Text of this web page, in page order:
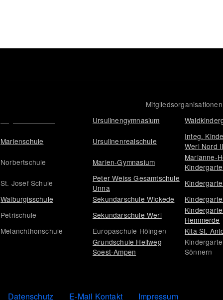
Mitgliedsorganisationen
Ursulinengymnasium
Marienschule Ursulinenrealschule
Integ.
Werl Nord
Norbertschule
Marien-Gymnasium
Marianne-
St. Josef Schule
Peter Weiss Gesamtschule
Unna
Walburgisschule
Sekundarschule Wickede
Petrischule
Sekundarschule Werl
Hemmerde
Melanchthonschule
Europaschule Höingen
Kita St.
Grundschule Hellweg
Soest-Ampen
Sönnern
legals
Datenschutz E-Mail Kontakt
Impressum